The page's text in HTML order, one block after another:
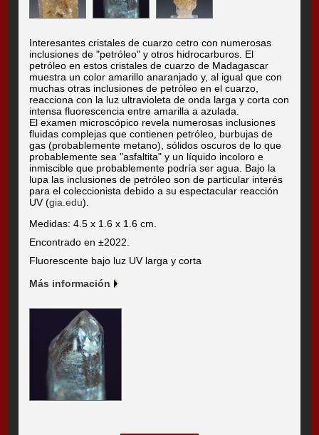
Interesantes cristales de cuarzo cetro con numerosas
inclusiones de "petróleo" y otros hidrocarburos. El
petróleo en estos cristales de cuarzo de Madagascar
muestra un color amarillo anaranjado y, al igual que con
muchas otras inclusiones de petróleo en el cuarzo,
reacciona con la luz ultravioleta de onda larga y corta con
intensa fluorescencia entre amarilla a azulada.
El examen microscópico revela numerosas inclusiones
fluidas complejas que contienen petróleo, burbujas de
gas (probablemente metano), sólidos oscuros de lo que
probablemente sea "asfaltita" y un líquido incoloro e
inmiscible que probablemente podría ser agua. Bajo la
lupa las inclusiones de petróleo son de particular interés
para el coleccionista debido a su espectacular reacción
UV (gia.edu).
Medidas: 4.5 x 1.6 x 1.6 cm.
Encontrado en ±2022.
Fluorescente bajo luz UV larga y corta
Más información